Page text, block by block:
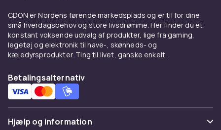
Hos CDON finder du UPS-batterier fra ledende
producenter til konkurrencedygtige priser.
Vores brede sortiment dækker alle prisklasser,
fra indstegningsmodeller til avancerede
professionelle løsninger. Alle produkter er
certificerede og lever op til europæiske
kvalitets- og sikkerhedsstandarder.
adgang til produktbeskrivelser med
CDON er Nordens førende markedsplads og er til for dine
små hverdagsbehov og store livsdrømme. Her finder du et
konstant voksende udvalg af produkter, lige fra gaming,
legetøj og elektronik til have-, skønheds- og
kæledyrsprodukter. Ting til livet, ganske enkelt.
Betalingsalternativ
Hjælp og information